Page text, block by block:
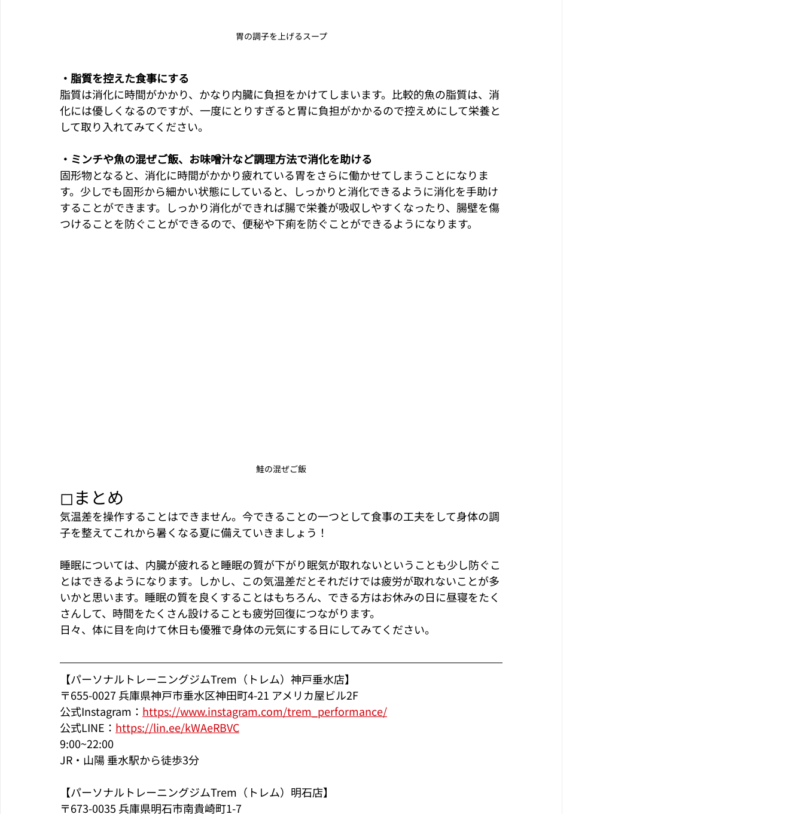
胃の調子を上げるスープ
・脂質を控えた食事にする
脂質は消化に時間がかかり、かなり内臓に負担をかけてしまいます。比較的魚の脂質は、消
化には優しくなるのですが、一度にとりすぎると胃に負担がかかるので控えめにして栄養と
して取り入れてみてください。
・ミンチや魚の混ぜご飯、お味噌汁など調理方法で消化を助ける
固形物となると、消化に時間がかかり疲れている胃をさらに働かせてしまうことになりま
す。少しでも固形から細かい状態にしていると、しっかりと消化できるように消化を手助け
することができます。しっかり消化ができれば腸で栄養が吸収しやすくなったり、腸壁を傷
つけることを防ぐことができるので、便秘や下痢を防ぐことができるようになります。
鮭の混ぜご飯
◻︎まとめ
気温差を操作することはできません。今できることの一つとして食事の工夫をして身体の調
子を整えてこれから暑くなる夏に備えていきましょう！
睡眠については、内臓が疲れると睡眠の質が下がり眠気が取れないということも少し防ぐこ
とはできるようになります。しかし、この気温差だとそれだけでは疲労が取れないことが多
いかと思います。睡眠の質を良くすることはもちろん、できる方はお休みの日に昼寝をたく
さんして、時間をたくさん設けることも疲労回復につながります。
日々、体に目を向けて休日も優雅で身体の元気にする日にしてみてください。
【パーソナルトレーニングジムTrem（トレム）神戸垂水店】
〒655-0027 兵庫県神戸市垂水区神田町4-21 アメリカ屋ビル2F
公式Instagram： https://www.instagram.com/trem_performance/
公式LINE： https://lin.ee/kWAeRBVC
9:00~22:00
JR・山陽 垂水駅から徒歩3分
【パーソナルトレーニングジムTrem（トレム）明石店】
〒673-0035 兵庫県明石市南貴崎町1-7